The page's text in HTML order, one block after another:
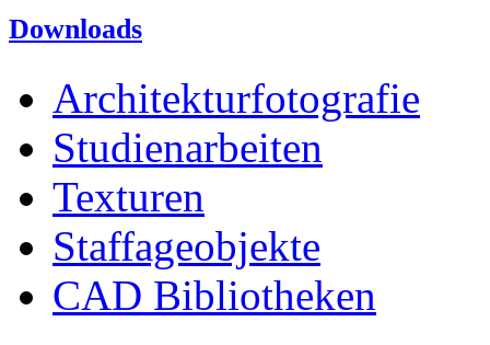
Downloads
Architekturfotografie
Studienarbeiten
Texturen
Staffageobjekte
CAD Bibliotheken